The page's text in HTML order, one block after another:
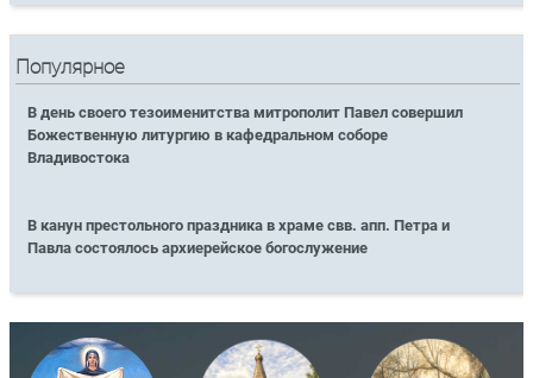
Популярное
В день своего тезоименитства митрополит Павел совершил
Божественную литургию в кафедральном соборе
Владивостока
В канун престольного праздника в храме свв. апп. Петра и
Павла состоялось архиерейское богослужение